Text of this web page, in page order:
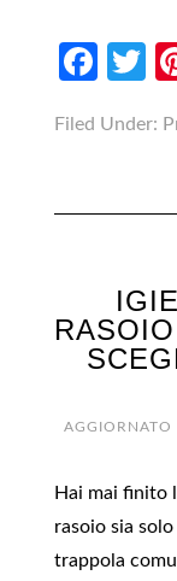
Filed Under:
AGGIORNATO
Hai mai finito
rasoio sia
trappola